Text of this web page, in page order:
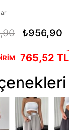
₺956,90
765,52 TL